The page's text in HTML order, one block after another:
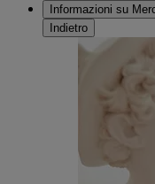
Informazioni su
Indietro